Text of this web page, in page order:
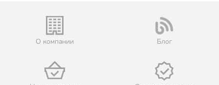
Оскол. Жители Белгородской области могут сделать заказ и
оплатить его онлайн на официальном сайте сети магазинов
Порядок. Мы предлагаем бесплатную курьерскую доставку
для товара «одежда и обувь для дома и дачи» при заказе от
Алексеевка.
💳 Оплата: онлайн на сайте интернет-гипермаркета или
О компании Блог